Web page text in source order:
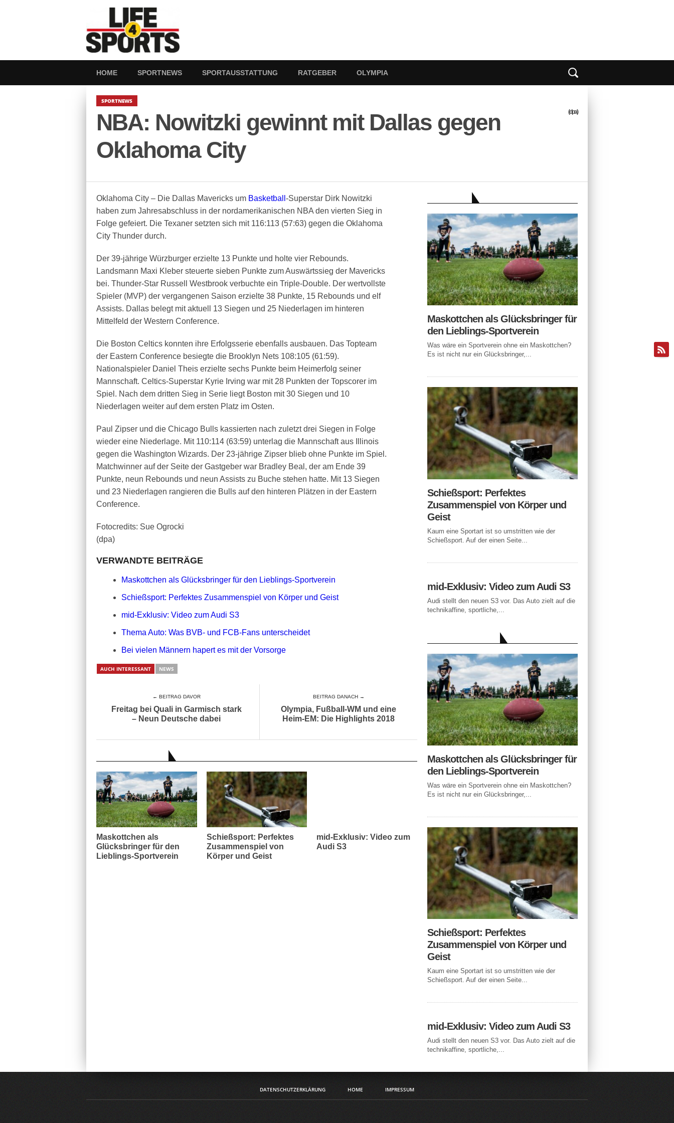
HOME SPORTNEWS SPORTAUSSTATTUNG RATGEBER OLYMPIA
SPORTNEWS
NBA: Nowitzki gewinnt mit Dallas gegen
Oklahoma City
(dpa)
Oklahoma City – Die Dallas Mavericks um Basketball -Superstar Dirk Nowitzki
haben zum Jahresabschluss in der nordamerikanischen NBA den vierten Sieg in
Folge gefeiert. Die Texaner setzten sich mit 116:113 (57:63) gegen die Oklahoma
City Thunder durch.
Der 39-jährige Würzburger erzielte 13 Punkte und holte vier Rebounds.
Landsmann Maxi Kleber steuerte sieben Punkte zum Auswärtssieg der Mavericks
bei. Thunder-Star Russell Westbrook verbuchte ein Triple-Double. Der wertvollste
Spieler (MVP) der vergangenen Saison erzielte 38 Punkte, 15 Rebounds und elf
Assists. Dallas belegt mit aktuell 13 Siegen und 25 Niederlagen im hinteren
Mittelfeld der Western Conference.
Die Boston Celtics konnten ihre Erfolgsserie ebenfalls ausbauen. Das Topteam
der Eastern Conference besiegte die Brooklyn Nets 108:105 (61:59).
Nationalspieler Daniel Theis erzielte sechs Punkte beim Heimerfolg seiner
Mannschaft. Celtics-Superstar Kyrie Irving war mit 28 Punkten der Topscorer im
Spiel. Nach dem dritten Sieg in Serie liegt Boston mit 30 Siegen und 10
Niederlagen weiter auf dem ersten Platz im Osten.
Paul Zipser und die Chicago Bulls kassierten nach zuletzt drei Siegen in Folge
wieder eine Niederlage. Mit 110:114 (63:59) unterlag die Mannschaft aus Illinois
gegen die Washington Wizards. Der 23-jährige Zipser blieb ohne Punkte im Spiel.
Matchwinner auf der Seite der Gastgeber war Bradley Beal, der am Ende 39
Punkte, neun Rebounds und neun Assists zu Buche stehen hatte. Mit 13 Siegen
und 23 Niederlagen rangieren die Bulls auf den hinteren Plätzen in der Eastern
Conference.
Fotocredits: Sue Ogrocki
(dpa)
VERWANDTE BEITRÄGE
Maskottchen als Glücksbringer für den Lieblings-Sportverein
Schießsport: Perfektes Zusammenspiel von Körper und Geist
mid-Exklusiv: Video zum Audi S3
Thema Auto: Was BVB- und FCB-Fans unterscheidet
Bei vielen Männern hapert es mit der Vorsorge
AUCH INTERESSANT NEWS
← BEITRAG DAVOR
Freitag bei Quali in Garmisch stark
– Neun Deutsche dabei
BEITRAG DANACH →
Olympia, Fußball-WM und eine
Heim-EM: Die Highlights 2018
Maskottchen als
Glücksbringer für den
Lieblings-Sportverein
Schießsport: Perfektes
Zusammenspiel von
Körper und Geist
mid-Exklusiv: Video zum
Audi S3
Maskottchen als Glücksbringer für
den Lieblings-Sportverein
Was wäre ein Sportverein ohne ein Maskottchen?
Es ist nicht nur ein Glücksbringer,...
Schießsport: Perfektes
Zusammenspiel von Körper und
Geist
Kaum eine Sportart ist so umstritten wie der
Schießsport. Auf der einen Seite...
mid-Exklusiv: Video zum Audi S3
Audi stellt den neuen S3 vor. Das Auto zielt auf die
technikaffine, sportliche,...
Maskottchen als Glücksbringer für
den Lieblings-Sportverein
Was wäre ein Sportverein ohne ein Maskottchen?
Es ist nicht nur ein Glücksbringer,...
Schießsport: Perfektes
Zusammenspiel von Körper und
Geist
Kaum eine Sportart ist so umstritten wie der
Schießsport. Auf der einen Seite...
mid-Exklusiv: Video zum Audi S3
Audi stellt den neuen S3 vor. Das Auto zielt auf die
technikaffine, sportliche,...
DATENSCHUTZERKLÄRUNG HOME IMPRESSUM